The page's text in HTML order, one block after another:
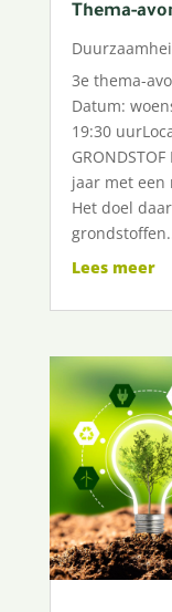
Thema-
3e thema-
Datum:
19:30
jaar met een
Het doel
Lees meer